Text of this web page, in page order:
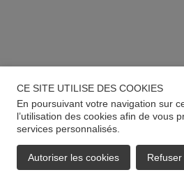
CE SITE UTILISE DES COOKIES
En poursuivant votre navigation sur
l’utilisation des cookies afin de vous
services personnalisés.
Autoriser les cookies Refuser